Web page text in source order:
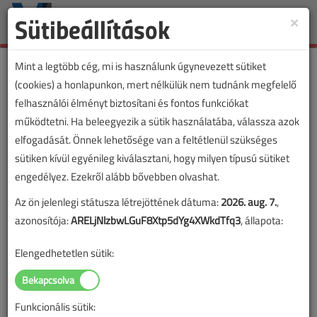
Toggle
×
Sütibeállítások
Mint a legtöbb cég, mi is használunk úgynevezett sütiket
(cookies) a honlapunkon, mert nélkülük nem tudnánk megfelelő
felhasználói élményt biztosítani és fontos funkciókat
működtetni. Ha beleegyezik a sütik használatába, válassza azok
elfogadását. Önnek lehetősége van a feltétlenül szükséges
sütiken kívül egyénileg kiválasztani, hogy milyen típusú sütiket
engedélyez. Ezekről alább bővebben olvashat.
Az ön jelenlegi státusza létrejöttének dátuma:2026. aug. 7.,
azonosítója:ARELjNlzbwLGuF8Xtp5dYg4XWkdTfq3, állapota:
Elengedhetetlen sütik:
Funkcionális sütik: